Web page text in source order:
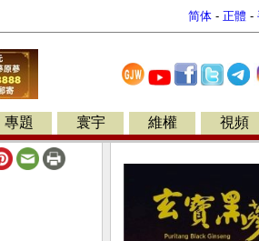
简体 - 正體 -
專題 寰宇 維權 視頻